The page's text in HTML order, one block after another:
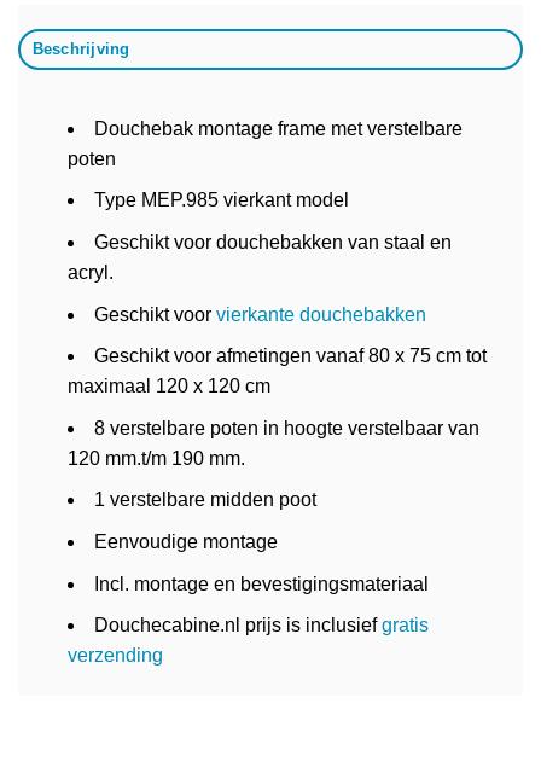
Beschrijving
Douchebak montage frame met verstelbare
poten
Type MEP.985 vierkant model
Geschikt voor douchebakken van staal en
acryl.
Geschikt voor vierkante douchebakken
Geschikt voor afmetingen vanaf 80 x 75 cm tot
maximaal 120 x 120 cm
8 verstelbare poten in hoogte verstelbaar van
120 mm.t/m 190 mm.
1 verstelbare midden poot
Eenvoudige montage
Incl. montage en bevestigingsmateriaal
Douchecabine.nl prijs is inclusiefgratis
verzending